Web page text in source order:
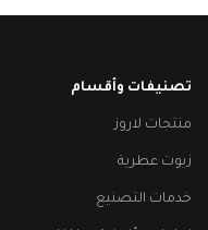
تصنيفات وأقسام
منتجات لاروز
زيوت عطرية
خدمات التصنيع